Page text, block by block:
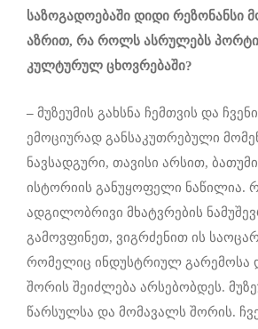
საზოგადოებაში დიდი რეზონანსი
აზრით, რა როლს ასრულებს
კულტურულ ცხოვრებაში?
– მუზეუმის გახსნა ჩემთვის და
ემოციურად განსაკუთრებული
ნავსადგური, თავისი არსით,
ისტორიის განუყოფელი ნაწილია.
ადგილობრივი მხატვრების
გამოვფინეთ, ვიგრძენით ის
რომელიც ინდუსტრიულ გარემოსა
შორის შეიძლება არსებობდეს.
წარსულსა და მომავალს შორის.